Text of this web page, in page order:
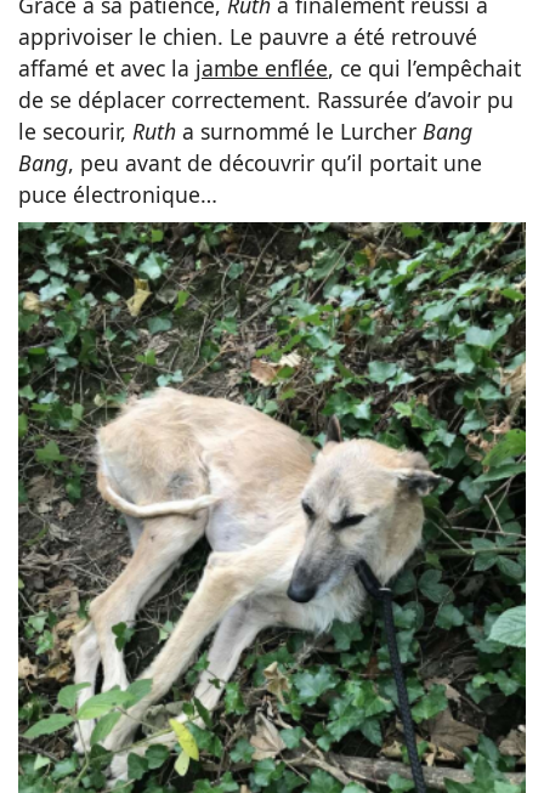
apprivoiser le chien. Le pauvre a été retrouvé
affamé et avec la jambe enflée, ce qui l’empêchait
de se déplacer correctement. Rassurée d’avoir pu
le secourir, Ruth a surnommé le Lurcher Bang
Bang, peu avant de découvrir qu’il portait une
puce électronique…